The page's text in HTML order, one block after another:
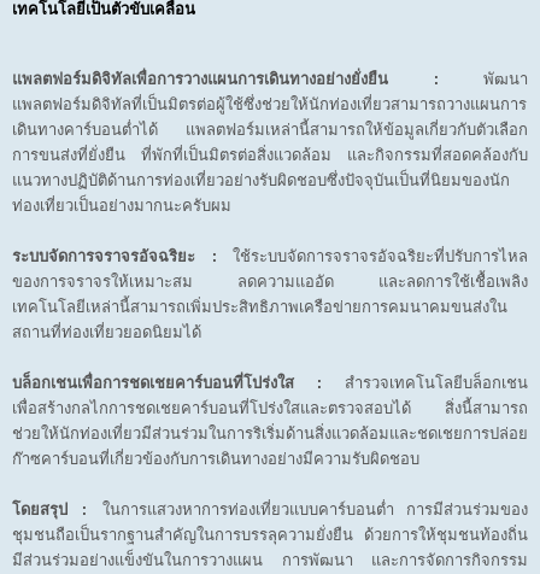
เทคโนโลยีเป็นตัวขับเคลื่อน
แพลตฟอร์มดิจิทัลเพื่อการวางแผนการเดินทางอย่างยั่งยืน :
พัฒนา
แพลตฟอร์มดิจิทัลที่เป็นมิตรต่อผู้ใช้ซึ่งช่วยให้นักท่องเที่ยวสามารถวางแผนการ
เดินทางคาร์บอนต่ำได้ แพลตฟอร์มเหล่านี้สามารถให้ข้อมูลเกี่ยวกับตัวเลือก
การขนส่งที่ยั่งยืน ที่พักที่เป็นมิตรต่อสิ่งแวดล้อม และกิจกรรมที่สอดคล้องกับ
แนวทางปฏิบัติด้านการท่องเที่ยวอย่างรับผิดชอบซึ่งปัจจุบันเป็นที่นิยมของนัก
ท่องเที่ยวเป็นอย่างมากนะครับผม
ระบบจัดการจราจรอัจฉริยะ :
ใช้ระบบจัดการจราจรอัจฉริยะที่ปรับการไหล
ของการจราจรให้เหมาะสม ลดความแออัด และลดการใช้เชื้อเพลิง
เทคโนโลยีเหล่านี้สามารถเพิ่มประสิทธิภาพเครือข่ายการคมนาคมขนส่งใน
สถานที่ท่องเที่ยวยอดนิยมได้
บล็อกเชนเพื่อการชดเชยคาร์บอนที่โปร่งใส :
สำรวจเทคโนโลยีบล็อกเชน
เพื่อสร้างกลไกการชดเชยคาร์บอนที่โปร่งใสและตรวจสอบได้ สิ่งนี้สามารถ
ช่วยให้นักท่องเที่ยวมีส่วนร่วมในการริเริ่มด้านสิ่งแวดล้อมและชดเชยการปล่อย
ก๊าซคาร์บอนที่เกี่ยวข้องกับการเดินทางอย่างมีความรับผิดชอบ
โดยสรุป : ในการแสวงหาการท่องเที่ยวแบบคาร์บอนต่ำ การมีส่วนร่วมของ
ชุมชนถือเป็นรากฐานสำคัญในการบรรลุความยั่งยืน ด้วยการให้ชุมชนท้องถิ่น
มีส่วนร่วมอย่างแข็งขันในการวางแผน การพัฒนา และการจัดการกิจกรรม